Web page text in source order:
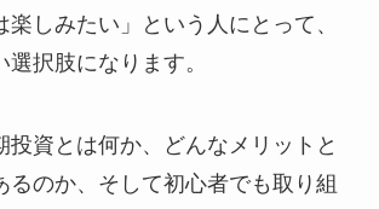
楽しみたい」という人にとって、
択肢になります。
投資とは何か、どんなメリットと
るのか、そして初心者でも取り組